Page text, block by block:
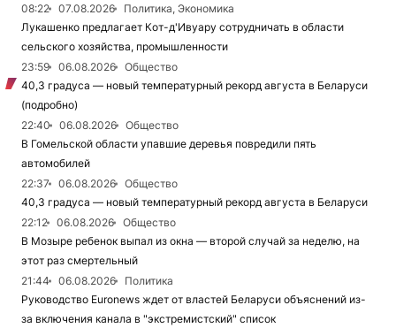
08:22
07.08.2026
Политика, Экономика
Лукашенко предлагает Кот-д'Ивуару сотрудничать в области
сельского хозяйства, промышленности
23:59
06.08.2026
Общество
40,3 градуса — новый температурный рекорд августа в Беларуси
(подробно)
22:40
06.08.2026
Общество
В Гомельской области упавшие деревья повредили пять
автомобилей
22:37
06.08.2026
Общество
40,3 градуса — новый температурный рекорд августа в Беларуси
22:12
06.08.2026
Общество
В Мозыре ребенок выпал из окна — второй случай за неделю, на
этот раз смертельный
21:44
06.08.2026
Политика
Руководство Euronews ждет от властей Беларуси объяснений из-
за включения канала в "экстремистский" список